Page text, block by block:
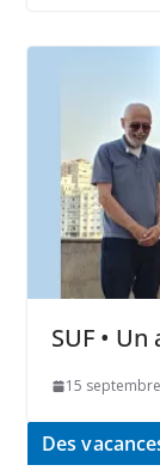
SUF •
15
Des